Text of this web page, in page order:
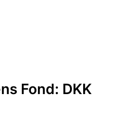
Fond: DKK